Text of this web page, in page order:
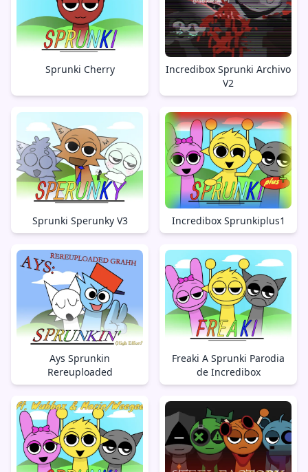
Sprunki Cherry
Incredibox Sprunki Archivo
V2
Sprunki Sperunky V3 Incredibox Sprunkiplus1
Ays Sprunkin
Rereuploaded
Freaki A Sprunki Parodia
de Incredibox